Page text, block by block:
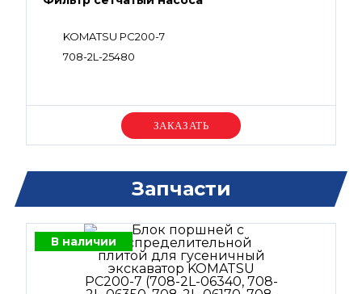
KOMATSU PC200-7
708-2L-25480
Уточняйте цену
Запчасти
В наличии